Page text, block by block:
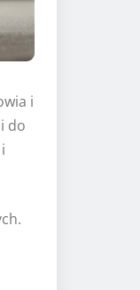
i
do